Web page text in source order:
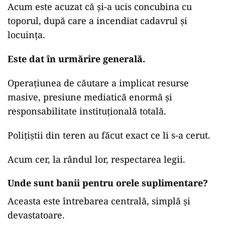
Acum este acuzat că și-a ucis concubina cu
toporul, după care a incendiat cadavrul și
locuința.
Este dat în urmărire generală.
Operațiunea de căutare a implicat resurse
masive, presiune mediatică enormă și
responsabilitate instituțională totală.
Polițiștii din teren au făcut exact ce li s-a cerut.
Acum cer, la rândul lor, respectarea legii.
Unde sunt banii pentru orele suplimentare?
Aceasta este întrebarea centrală, simplă și
devastatoare.